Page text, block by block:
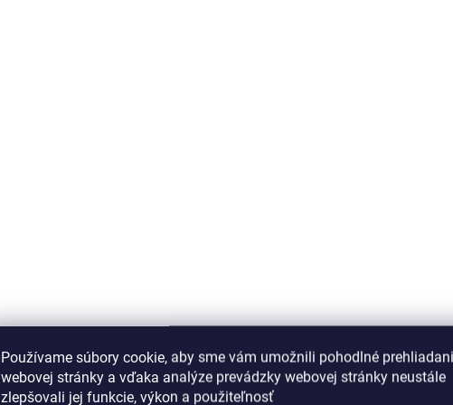
Používame súbory cookie, aby sme vám umožnili pohodlné
webovej stránky a vďaka analýze prevádzky webovej stránky neustále
zlepšovali jej funkcie, výkon a použiteľnosť